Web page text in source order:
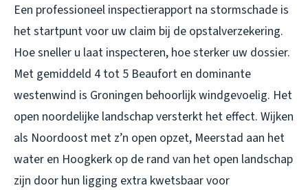
Een professioneel inspectierapport na stormschade is
het startpunt voor uw claim bij de opstalverzekering.
Hoe sneller u laat inspecteren, hoe sterker uw dossier.
Met gemiddeld 4 tot 5 Beaufort en dominante
westenwind is Groningen behoorlijk windgevoelig. Het
open noordelijke landschap versterkt het effect. Wijken
als Noordoost met z’n open opzet, Meerstad aan het
water en Hoogkerk op de rand van het open landschap
zijn door hun ligging extra kwetsbaar voor